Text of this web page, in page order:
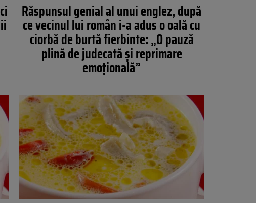
Răspunsul genial al unui englez, după
ce vecinul lui român i-a adus o oală cu
ciorbă de burtă fierbinte: „O pauză
plină de judecată și reprimare
emoțională”